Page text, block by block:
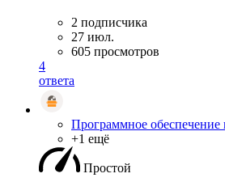
2 подписчика
27 июл.
605 просмотров
4
ответа
Программное обеспечение
+1 ещё
Простой